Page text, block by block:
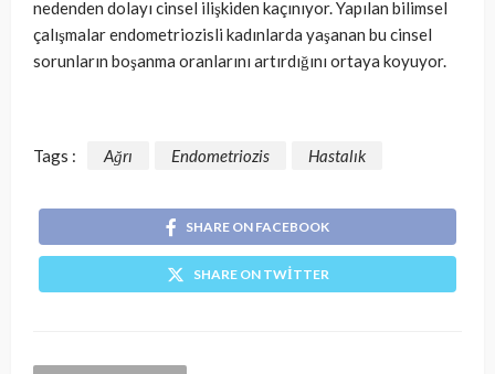
nedenden dolayı cinsel ilişkiden kaçınıyor. Yapılan bilimsel
çalışmalar endometriozisli kadınlarda yaşanan bu cinsel
sorunların boşanma oranlarını artırdığını ortaya koyuyor.
Tags : Ağrı Endometriozis Hastalık
SHARE ON FACEBOOK
SHARE ON TWITTER